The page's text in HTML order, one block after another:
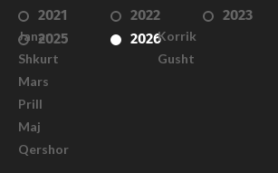
2021
2022 2023
2025
2026
Janar
Shkurt
Mars
Prill
Maj
Qershor
Korrik
Gusht